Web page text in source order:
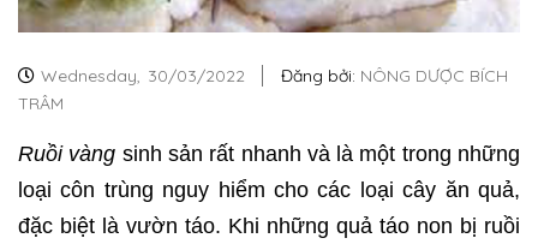
Wednesday, 30/03/2022 Đăng bởi: NÔNG DƯỢC BÍCH
TRÂM
Ruồi vàng sinh sản rất nhanh và là một trong những
loại côn trùng nguy hiểm cho các loại cây ăn quả,
đặc biệt là vườn táo. Khi những quả táo non bị ruồi